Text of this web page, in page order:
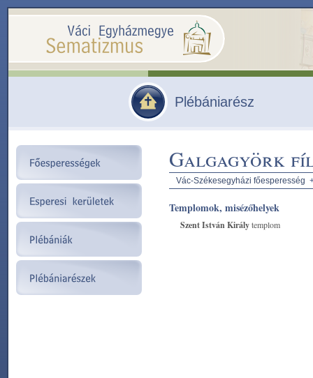
Plébániarész
Galgagyörk
Vác-Székesegyházi főesperesség
Templomok, misézőhelyek
Szent István Királytemplom